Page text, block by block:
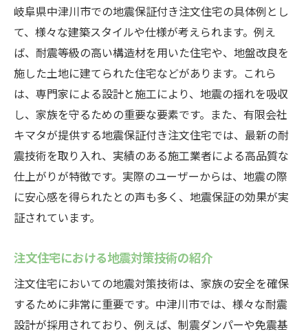
岐阜県中津川市での地震保証付き注文住宅の具体例とし
て、様々な建築スタイルや仕様が考えられます。例え
ば、耐震等級の高い構造材を用いた住宅や、地盤改良を
施した土地に建てられた住宅などがあります。これら
は、専門家による設計と施工により、地震の揺れを吸収
し、家族を守るための重要な要素です。また、有限会社
キマタが提供する地震保証付き注文住宅では、最新の耐
震技術を取り入れ、実績のある施工業者による高品質な
仕上がりが特徴です。実際のユーザーからは、地震の際
に安心感を得られたとの声も多く、地震保証の効果が実
証されています。
注文住宅における地震対策技術の紹介
注文住宅においての地震対策技術は、家族の安全を確保
するために非常に重要です。中津川市では、様々な耐震
設計が採用されており、例えば、制震ダンパーや免震基